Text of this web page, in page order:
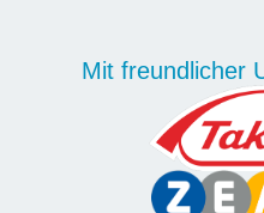
Mit freundlicher